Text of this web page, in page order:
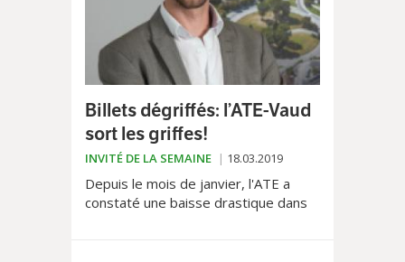
Billets dégriffés: l’ATE-Vaud
sort les griffes!
INVITÉ DE LA SEMAINE 18.03.2019
Depuis le mois de janvier, l'ATE a
constaté une baisse drastique dans